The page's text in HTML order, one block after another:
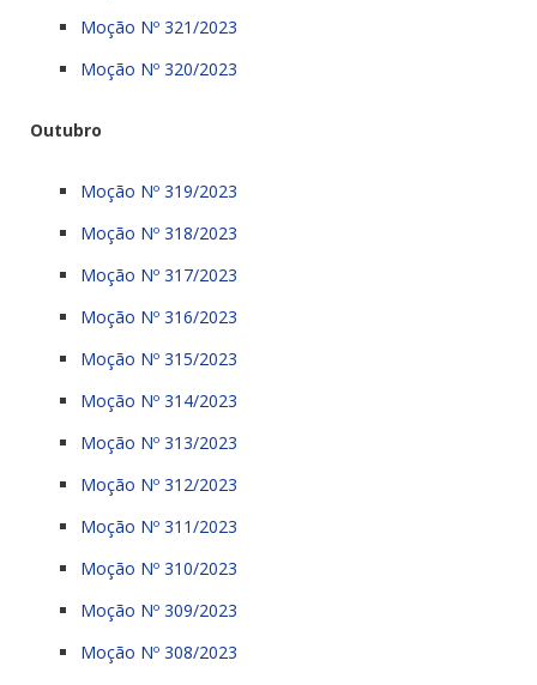
Moção Nº 321/2023
Moção Nº 320/2023
Outubro
Moção Nº 319/2023
Moção Nº 318/2023
Moção Nº 317/2023
Moção Nº 316/2023
Moção Nº 315/2023
Moção Nº 314/2023
Moção Nº 313/2023
Moção Nº 312/2023
Moção Nº 311/2023
Moção Nº 310/2023
Moção Nº 309/2023
Moção Nº 308/2023